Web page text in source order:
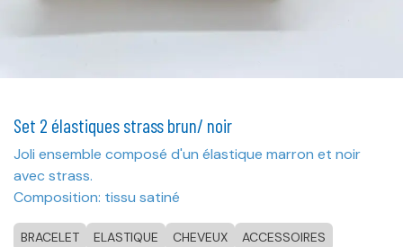
Set 2 élastiques strass brun/ noir
Joli ensemble composé d'un élastique marron et noir
avec strass.
Composition: tissu satiné
BRACELET ELASTIQUE CHEVEUX ACCESSOIRES